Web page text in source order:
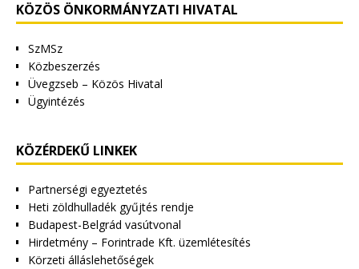
KÖZÖS ÖNKORMÁNYZATI HIVATAL
SzMSz
Közbeszerzés
Üvegzseb – Közös Hivatal
Ügyintézés
KÖZÉRDEKŰ LINKEK
Partnerségi egyeztetés
Heti zöldhulladék gyűjtés rendje
Budapest-Belgrád vasútvonal
Hirdetmény – Forintrade Kft. üzemlétesítés
Körzeti álláslehetőségek